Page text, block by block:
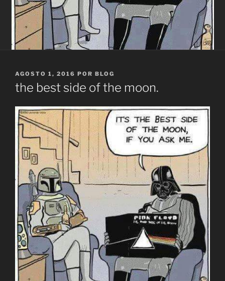
PUBLICADO
EL
AGOSTO 1, 2016 POR BLOG
the best side of the moon.